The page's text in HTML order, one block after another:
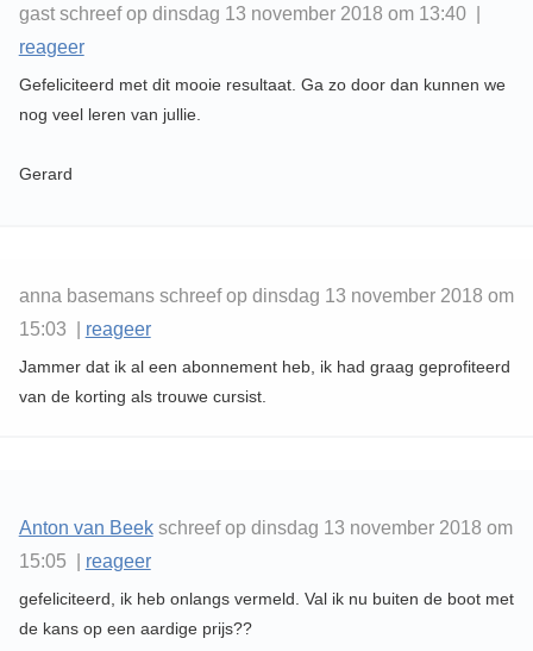
gast schreef op dinsdag 13 november 2018 om 13:40 |
reageer
Gefeliciteerd met dit mooie resultaat. Ga zo door dan kunnen we
nog veel leren van jullie.
Gerard
anna basemans schreef op dinsdag 13 november 2018 om
15:03 | reageer
Jammer dat ik al een abonnement heb, ik had graag geprofiteerd
van de korting als trouwe cursist.
Anton van Beekschreef op dinsdag 13 november 2018 om
15:05 | reageer
gefeliciteerd, ik heb onlangs vermeld. Val ik nu buiten de boot met
de kans op een aardige prijs??